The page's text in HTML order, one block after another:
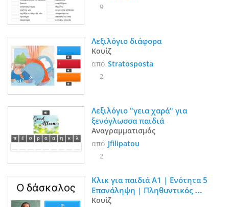
9
Λεξιλόγιο διάφορα
Κουίζ
από Stratosposta
2
Λεξιλόγιο "γεια χαρά" για
Αναγραμματισμός
από Jfilipatou
2
Κλικ για παιδιά Α1 | Ενότητα 5
Επανάληψη | Πληθυντικός
αρσενικών - θηλυκών | Υλικά
Κουίζ